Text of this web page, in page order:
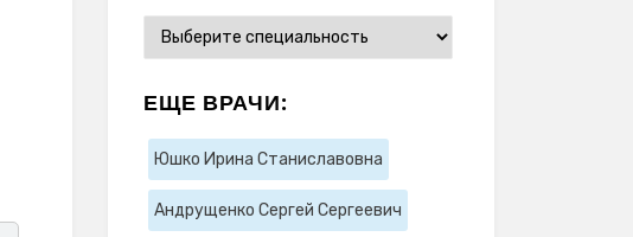
ЕЩЕ ВРАЧИ:
Юшко Ирина Станиславовна
Андрущенко Сергей Сергеевич